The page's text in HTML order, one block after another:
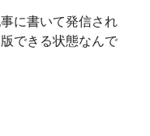
に書いて発信され
できる状態なんで